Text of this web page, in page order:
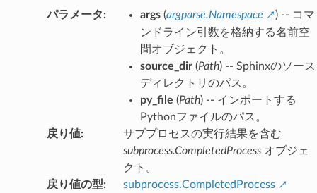
パラメータ: args(argparse.Namespace
) -- コマ
ンドライン引数を格納する名前空
間オブジェクト。
source_dir(Path) -- Sphinxのソース
ディレクトリのパス。
py_file (Path) -- インポートする
Pythonファイルのパス。
戻り値:
サブプロセスの実行結果を含む
subprocess.CompletedProcessオブジェ
クト。
戻り値の型: subprocess.CompletedProcess